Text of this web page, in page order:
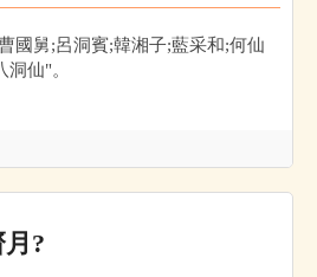
國舅;呂洞賓;韓湘子;藍采和;何仙
仙"。
?